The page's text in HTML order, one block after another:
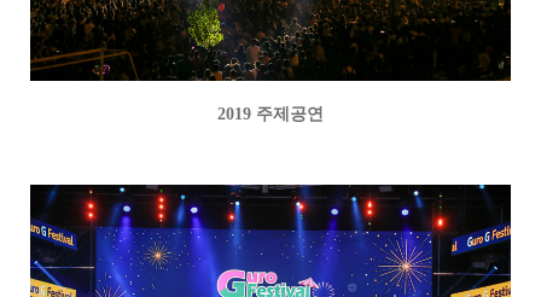
2019 주제공연